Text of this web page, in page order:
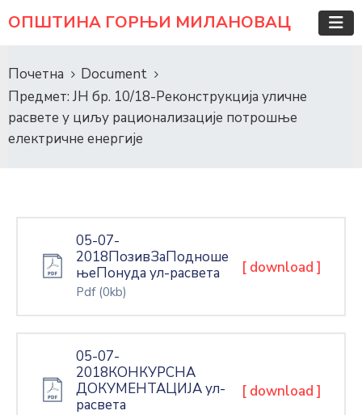
ОПШТИНА ГОРЊИ МИЛАНОВАЦ
Почетна
Document
Предмет: ЈН бр. 10/18-Реконструкција уличне
расвете у циљу рационализације потрошње
електричне енергије
05-07-
2018ПозивЗаПодноше
њеПонуда ул-расвета
Pdf (0kb)
[ download ]
05-07-
2018КОНКУРСНА
ДОКУМЕНТАЦИЈА ул-
расвета
[ download ]